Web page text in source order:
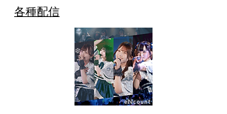
各種配信